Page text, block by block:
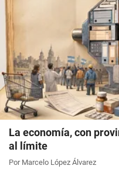
La economía, con
al límite
Por Marcelo López Álvarez